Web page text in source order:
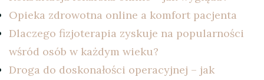
Opieka zdrowotna online a komfort pacjenta
Dlaczego fizjoterapia zyskuje na popularności
wśród osób w każdym wieku?
Droga do doskonałości operacyjnej – jak